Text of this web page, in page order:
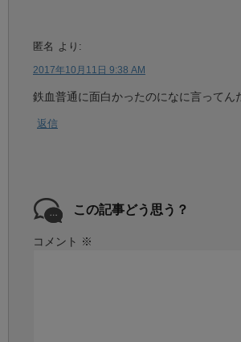
匿名 より:
2017年10月11日 9:38 AM
鉄血普通に面白かったのになに言ってん
返信
この記事どう思う？
コメント ※